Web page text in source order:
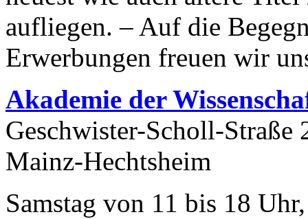
aufliegen. – Auf die
Erwerbungen freuen wir
Akademie der
Geschwister-Scholl-Straße
Mainz-Hechtsheim
Samstag von 11 bis 18